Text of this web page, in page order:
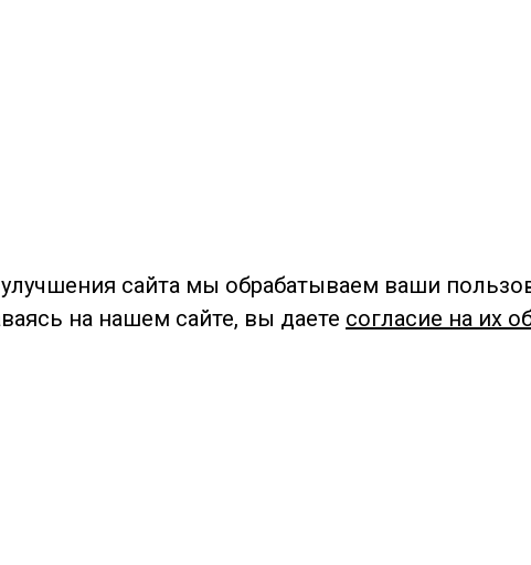
сайта мы обрабатываем ваши
на нашем сайте, вы даете согласие на их